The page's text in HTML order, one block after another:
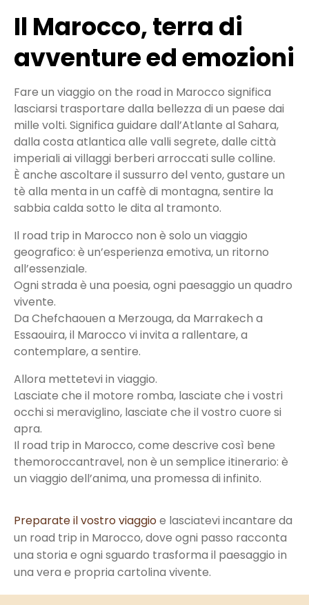
Il Marocco, terra di
avventure ed emozioni
Fare un viaggio on the road in Marocco significa
lasciarsi trasportare dalla bellezza di un paese dai
mille volti. Significa guidare dall’Atlante al Sahara,
dalla costa atlantica alle valli segrete, dalle città
imperiali ai villaggi berberi arroccati sulle colline.
È anche ascoltare il sussurro del vento, gustare un
tè alla menta in un caffè di montagna, sentire la
sabbia calda sotto le dita al tramonto.
Il road trip in Marocco non è solo un viaggio
geografico: è un’esperienza emotiva, un ritorno
all’essenziale.
Ogni strada è una poesia, ogni paesaggio un quadro
vivente.
Da Chefchaouen a Merzouga, da Marrakech a
Essaouira, il Marocco vi invita a rallentare, a
contemplare, a sentire.
Allora mettetevi in viaggio.
Lasciate che il motore romba, lasciate che i vostri
occhi si meraviglino, lasciate che il vostro cuore si
apra.
Il road trip in Marocco, come descrive così bene
themoroccantravel, non è un semplice itinerario: è
un viaggio dell’anima, una promessa di infinito.
Preparate il vostro viaggioe lasciatevi incantare da
un road trip in Marocco, dove ogni passo racconta
una storia e ogni sguardo trasforma il paesaggio in
una vera e propria cartolina vivente.